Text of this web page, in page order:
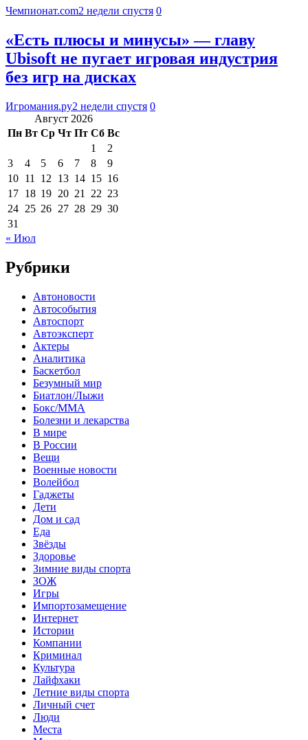
Чемпионат.com2 недели спустя 0
«Есть плюсы и минусы» — главу
Ubisoft не пугает игровая индустрия
без игр на дисках
Игромания.ру2 недели спустя 0
Август 2026
Пн Вт Ср Чт Пт Сб Вс
1
2
3
4 5 6 7 8
9
10 11 12 13 14 15 16
17 18 19 20 21 22 23
24 25 26 27 28 29 30
31
« Июл
Рубрики
Автоновости
Автособытия
Автоспорт
Автоэксперт
Актеры
Аналитика
Баскетбол
Безумный мир
Биатлон/Лыжи
Бокс/MMA
Болезни и лекарства
В мире
В России
Вещи
Военные новости
Волейбол
Гаджеты
Дети
Дом и сад
Еда
Звёзды
Здоровье
Зимние виды спорта
ЗОЖ
Игры
Импортозамещение
Интернет
Истории
Компании
Криминал
Культура
Лайфхаки
Летние виды спорта
Личный счет
Люди
Места